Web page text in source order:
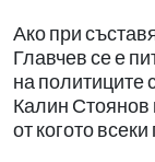
Ако при
Главчев се е
на политиците
Калин Стоянов
от когото